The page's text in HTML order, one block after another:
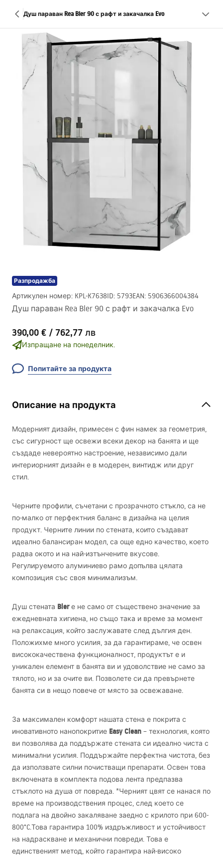
Душ параван Rea Bler 90 с рафт и закачалка Evo
Разпродажба
Артикулен номер: KPL-K7638ID: 5793EAN: 5906366004384
Душ параван Rea Bler 90 с рафт и закачалка Evo
390,00 € / 762,77 лв
Изпращане на понеделник.
Попитайте за продукта
Описание на продукта
Модерният дизайн, примесен с фин намек за геометрия,
със сигурност ще освежи всеки декор на банята и ще
създаде невероятно настроение, независимо дали
интериорният дизайн е в модерен, винтидж или друг
стил.
Черните профили, съчетани с прозрачното стъкло, са не
по-малко от перфектния баланс в дизайна на целия
продукт. Черните линии по стената, които създават
идеално балансиран модел, са още едно качество, което
радва окото и на най-изтънчените вкусове.
Регулируемото алуминиево рамо допълва цялата
композиция със своя минимализъм.
Душ стената Blerе не само от съществено значение за
ежедневната хигиена, но също така и време за момент
на релаксация, който заслужавате след дългия ден.
Положихме много усилия, за да гарантираме, че освен
висококачествена функционалност, продуктът е и
уникален елемент в банята ви и удоволствие не само за
тялото, но и за очите ви. Позволете си да превърнете
банята си в нещо повече от място за освежаване.
За максимален комфорт нашата стена е покрита с
иновативното нанопокритие Easy Clean – технология, която
ви позволява да поддържате стената си идеално чиста с
минимални усилия. Поддържайте перфектна чистота, без
да използвате силни почистващи препарати. Освен това
включената в комплекта подова лента предпазва
стъклото на душа от повреда. *Черният цвят се нанася по
време на производствения процес, след което се
подлага на двойно закаляване заедно с крилото при 600-
800°C.Това гарантира 100% издръжливост и устойчивост
на надраскване и механични повреди. Това е
единственият метод, който гарантира най-високо